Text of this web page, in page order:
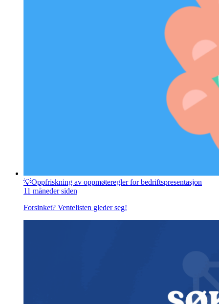
💡Oppfriskning av oppmøteregler for bedriftspresentasjon
11 måneder siden
Forsinket? Ventelisten gleder seg!